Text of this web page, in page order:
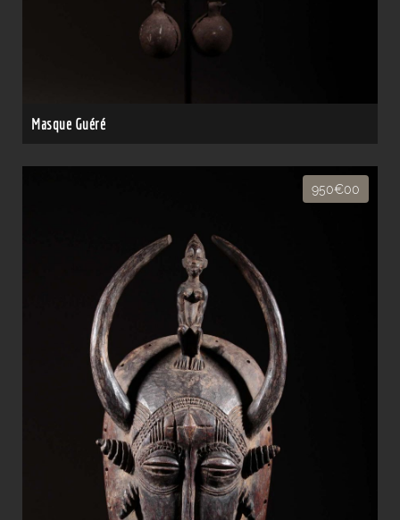
Masque Guéré
950€00